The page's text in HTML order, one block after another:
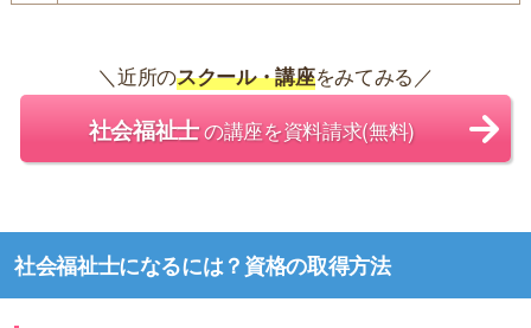
＼近所のスクール・講座をみてみる／
社会福祉士の講座を資料請求(無料)
社会福祉士になるには？資格の取得方法